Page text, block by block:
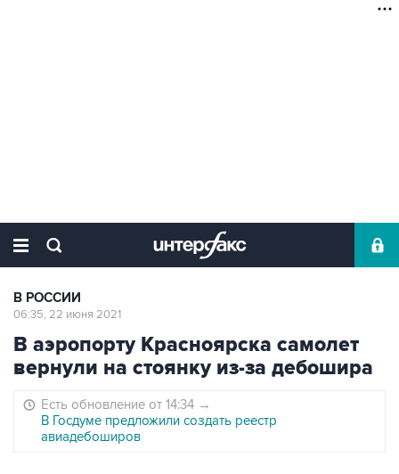
В РОССИИ
06:35, 22 июня 2021
В аэропорту Красноярска самолет
вернули на стоянку из-за дебошира
Есть обновление от 14:34 →
В Госдуме предложили создать реестр
авиадебоширов